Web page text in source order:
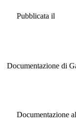
Pubblicata il
Documentazione di
Documentazione